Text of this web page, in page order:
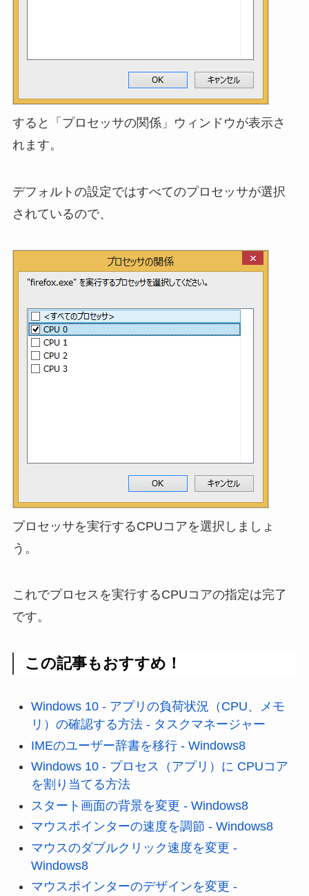
すると「プロセッサの関係」ウィンドウが表示さ
れます。
デフォルトの設定ではすべてのプロセッサが選択
されているので、
プロセッサを実行するCPUコアを選択しましょ
う。
これでプロセスを実行するCPUコアの指定は完了
です。
この記事もおすすめ！
Windows 10 - アプリの負荷状況（CPU、メモ
リ）の確認する方法 - タスクマネージャー
IMEのユーザー辞書を移行 - Windows8
Windows 10 - プロセス（アプリ）に CPUコア
を割り当てる方法
スタート画面の背景を変更 - Windows8
マウスポインターの速度を調節 - Windows8
マウスのダブルクリック速度を変更 -
Windows8
マウスポインターのデザインを変更 -